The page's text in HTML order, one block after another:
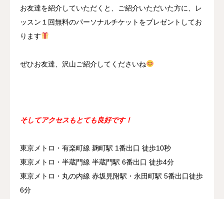
お友達を紹介していただくと、ご紹介いただいた方に、レ
ッスン１回無料のパーソナルチケットをプレゼントしてお
ります
ぜひお友達、沢山ご紹介してくださいね
そしてアクセスもとても良好です！
東京メトロ・有楽町線 麹町駅 1番出口 徒歩10秒
東京メトロ・半蔵門線 半蔵門駅 6番出口 徒歩4分
東京メトロ・丸の内線 赤坂見附駅・永田町駅 5番出口徒歩
6分